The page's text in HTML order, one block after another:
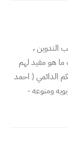
التدوين ،
هو مفيد لهم
الدائمي ( احمد
ومنوعه -